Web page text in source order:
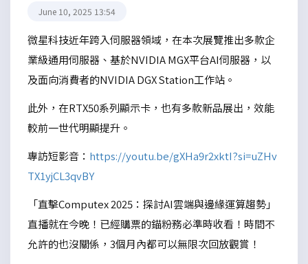
June 10, 2025 13:54
微星科技近年跨入伺服器領域，在本次展覽推出多款企
業級通用伺服器、基於NVIDIA MGX平台AI伺服器，以
及面向消費者的NVIDIA DGX Station工作站。
此外，在RTX50系列顯示卡，也有多款新品展出，效能
較前一世代明顯提升。
專訪短影音： https://youtu.be/gXHa9r2xktI?si=uZHv
TX1yjCL3qvBY
「直擊Computex 2025：探討AI雲端與邊緣運算趨勢」
直播就在今晚！已經購票的錨粉務必準時收看！時間不
允許的也沒關係，3個月內都可以無限次回放觀賞！